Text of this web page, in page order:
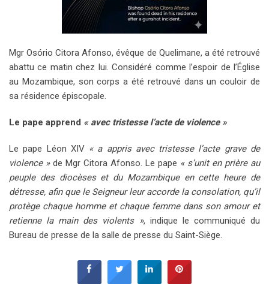
Mgr Osório Citora Afonso, évêque de Quelimane, a été retrouvé
abattu ce matin chez lui. Considéré comme l’espoir de l’Église
au Mozambique, son corps a été retrouvé dans un couloir de
sa résidence épiscopale.
Le pape apprend « avec tristesse l’acte de violence »
Le pape Léon XIV « a appris avec tristesse l’acte grave de
violence »de Mgr Citora Afonso. Le pape « s’unit en prière au
peuple des diocèses et du Mozambique en cette heure de
détresse, afin que le Seigneur leur accorde la consolation, qu’il
protège chaque homme et chaque femme dans son amour et
retienne la main des violents », indique le communiqué du
Bureau de presse de la salle de presse du Saint-Siège.